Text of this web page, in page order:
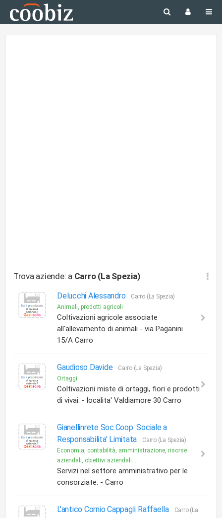
Trova aziende: a Carro (La Spezia)
Delucchi Alessandro
Carro (La Spezia)
Animali, prodotti agricoli
Coltivazioni agricole associate
all'allevamento di animali - via Paganini
15/A Carro
Gaudioso Davide
Carro (La Spezia)
Ortaggi
Coltivazioni miste di ortaggi, fiori e prodotti
di vivai. - localita' Valdiamore 30 Carro
Gianellinrete Soc.Coop. Sociale a
Responsabilita' Limitata
Carro (La Spezia)
Economia, contabilità, amministrazione, risorse
aziendali, obiettivi aziendali...
Servizi nel settore amministrativo per le
consorziate. - Carro
L'antico Cornio Cappagli Raffaella
Carro (La